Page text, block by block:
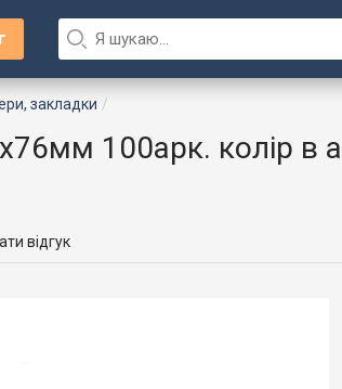
закладки
100арк. колір в
відгук